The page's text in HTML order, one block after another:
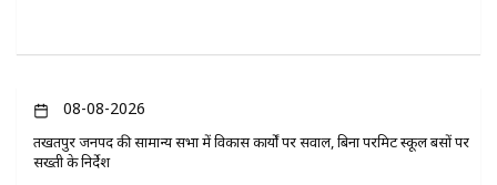
08-08-2026
तखतपुर जनपद की सामान्य सभा में विकास कार्यों पर सवाल, बिना परमिट स्कूल बसों पर
सख्ती के निर्देश